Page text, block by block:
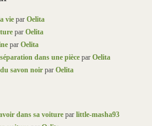
vie par Oelita
par Oelita
par Oelita
dans une pièce par Oelita
savon noir par Oelita
dans sa voiture par little-masha93